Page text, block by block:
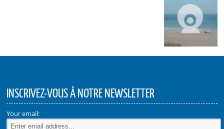
INSCRIVEZ-VOUS À NOTRE NEWSLETTER
Your email: